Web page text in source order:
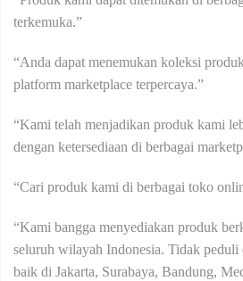
terkemuka.”
“Anda dapat menemukan koleksi
platform marketplace terpercaya.”
“Kami telah menjadikan produk kami
dengan ketersediaan di berbagai
“Cari produk kami di berbagai toko
“Kami bangga menyediakan produk
seluruh wilayah Indonesia. Tidak peduli
baik di Jakarta, Surabaya, Bandung,